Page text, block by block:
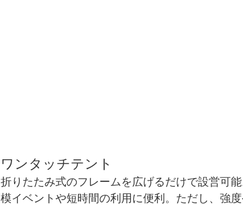
ワンタッチテント
折りたたみ式のフレームを広げるだけで設営可
模イベントや短時間の利用に便利。ただし、強